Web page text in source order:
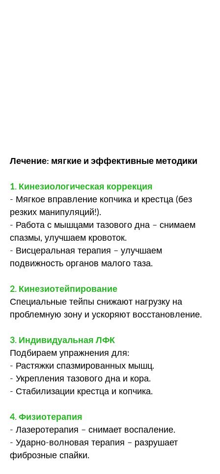
Лечение: мягкие и эффективные методики
1. Кинезиологическая коррекция
- Мягкое вправление копчика и крестца (без
резких манипуляций!).
- Работа с мышцами тазового дна – снимаем
спазмы, улучшаем кровоток.
- Висцеральная терапия – улучшаем
подвижность органов малого таза.
2. Кинезиотейпирование
Специальные тейпы снижают нагрузку на
проблемную зону и ускоряют восстановление.
3. Индивидуальная ЛФК
Подбираем упражнения для:
- Растяжки спазмированных мышц.
- Укрепления тазового дна и кора.
- Стабилизации крестца и копчика.
4. Физиотерапия
- Лазеротерапия – снимает воспаление.
- Ударно-волновая терапия – разрушает
фиброзные спайки.